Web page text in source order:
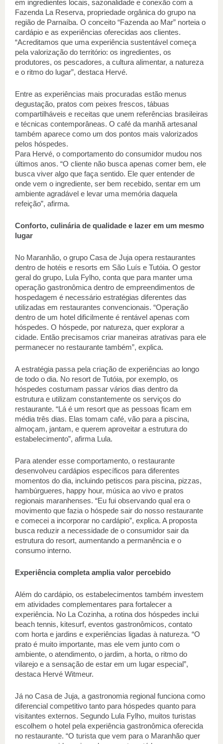
em ingredientes locais, sazonalidade e conexão com a
Fazenda La Reserva, propriedade orgânica do grupo na
região de Parnaíba. O conceito “Fazenda ao Mar” norteia o
cardápio e as experiências oferecidas aos clientes.
“Acreditamos que uma experiência sustentável começa
pela valorização do território: os ingredientes, os
produtores, os pescadores, a cultura alimentar, a natureza
e o ritmo do lugar”, destaca Hervé.
Entre as experiências mais procuradas estão menus
degustação, pratos com peixes frescos, tábuas
compartilháveis e receitas que unem referências brasileiras
e técnicas contemporâneas. O café da manhã artesanal
também aparece como um dos pontos mais valorizados
pelos hóspedes.
Para Hervé, o comportamento do consumidor mudou nos
últimos anos. “O cliente não busca apenas comer bem, ele
busca viver algo que faça sentido. Ele quer entender de
onde vem o ingrediente, ser bem recebido, sentar em um
ambiente agradável e levar uma memória daquela
refeição”, afirma.
Conforto, culinária de qualidade e lazer em um mesmo
lugar
No Maranhão, o grupo Casa de Juja opera restaurantes
dentro de hotéis e resorts em São Luís e Tutóia. O gestor
geral do grupo, Lula Fylho, conta que para manter uma
operação gastronômica dentro de empreendimentos de
hospedagem é necessário estratégias diferentes das
utilizadas em restaurantes convencionais. “Operação
dentro de um hotel dificilmente é rentável apenas com
hóspedes. O hóspede, por natureza, quer explorar a
cidade. Então precisamos criar maneiras atrativas para ele
permanecer no restaurante também”, explica.
A estratégia passa pela criação de experiências ao longo
de todo o dia. No resort de Tutóia, por exemplo, os
hóspedes costumam passar vários dias dentro da
estrutura e utilizam constantemente os serviços do
restaurante. “Lá é um resort que as pessoas ficam em
média três dias. Elas tomam café, vão para a piscina,
almoçam, jantam, e querem aproveitar a estrutura do
estabelecimento”, afirma Lula.
Para atender esse comportamento, o restaurante
desenvolveu cardápios específicos para diferentes
momentos do dia, incluindo petiscos para piscina, pizzas,
hambúrgueres, happy hour, música ao vivo e pratos
regionais maranhenses. “Eu fui observando qual era o
movimento que fazia o hóspede sair do nosso restaurante
e comecei a incorporar no cardápio”, explica. A proposta
busca reduzir a necessidade de o consumidor sair da
estrutura do resort, aumentando a permanência e o
consumo interno.
Experiência completa amplia valor percebido
Além do cardápio, os estabelecimentos também investem
em atividades complementares para fortalecer a
experiência. No La Cozinha, a rotina dos hóspedes inclui
beach tennis, kitesurf, eventos gastronômicos, contato
com horta e jardins e experiências ligadas à natureza. “O
prato é muito importante, mas ele vem junto com o
ambiente, o atendimento, o jardim, a horta, o ritmo do
vilarejo e a sensação de estar em um lugar especial”,
destaca Hervé Witmeur.
Já no Casa de Juja, a gastronomia regional funciona como
diferencial competitivo tanto para hóspedes quanto para
visitantes externos. Segundo Lula Fylho, muitos turistas
escolhem o hotel pela experiência gastronômica oferecida
no restaurante. “O turista que vem para o Maranhão quer